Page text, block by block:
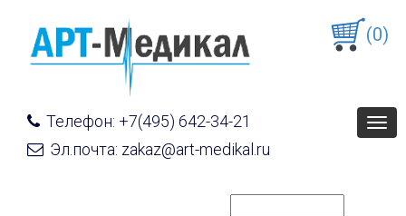
Телефон: +7(495) 642-34-21
Эл.почта: zakaz@art-medikal.ru
(0)